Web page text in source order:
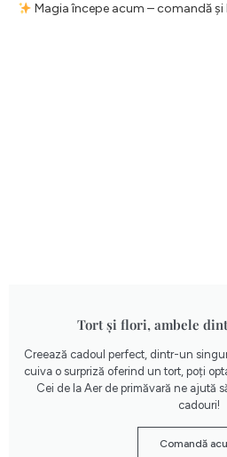
Magia începe acum – comandă
Tort și flori, ambele
Creează cadoul perfect, dintr-un
cuiva o surpriză oferind un tort, poți
Cei de la Aer de primăvară ne ajută
cadouri!
Comandă